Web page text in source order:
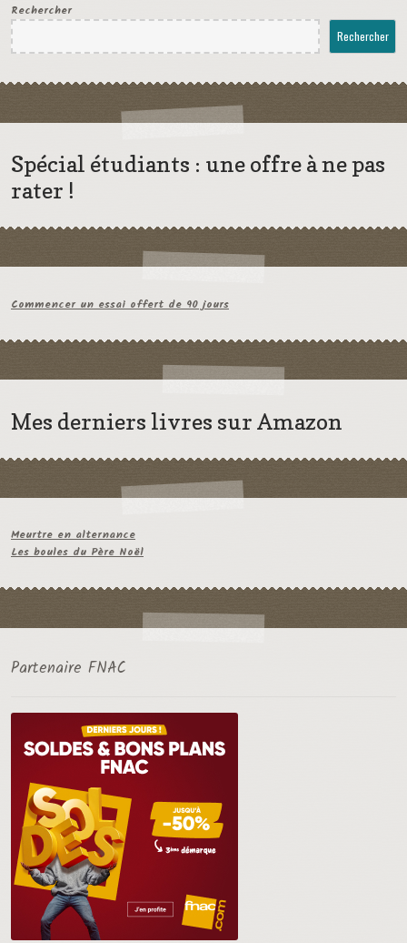
Rechercher
Rechercher
Spécial étudiants : une offre à ne pas
rater !
Commencer un essai offert de 90 jours
Mes derniers livres sur Amazon
Meurtre en alternance
Les boules du Père Noël
Partenaire FNAC